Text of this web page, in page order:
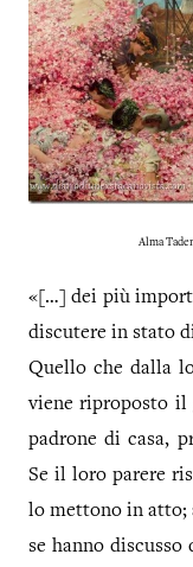
Alma
«[…] dei più
discutere in stato
Quello che dalla
viene riproposto il
padrone di casa,
Se il loro parere
lo mettono in atto;
se hanno